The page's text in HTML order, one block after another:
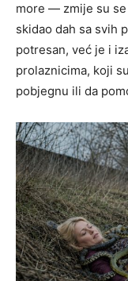
more — zmije su
skidao dah sa svih
potresan, već je i
prolaznicima, koji
pobjegnu ili da